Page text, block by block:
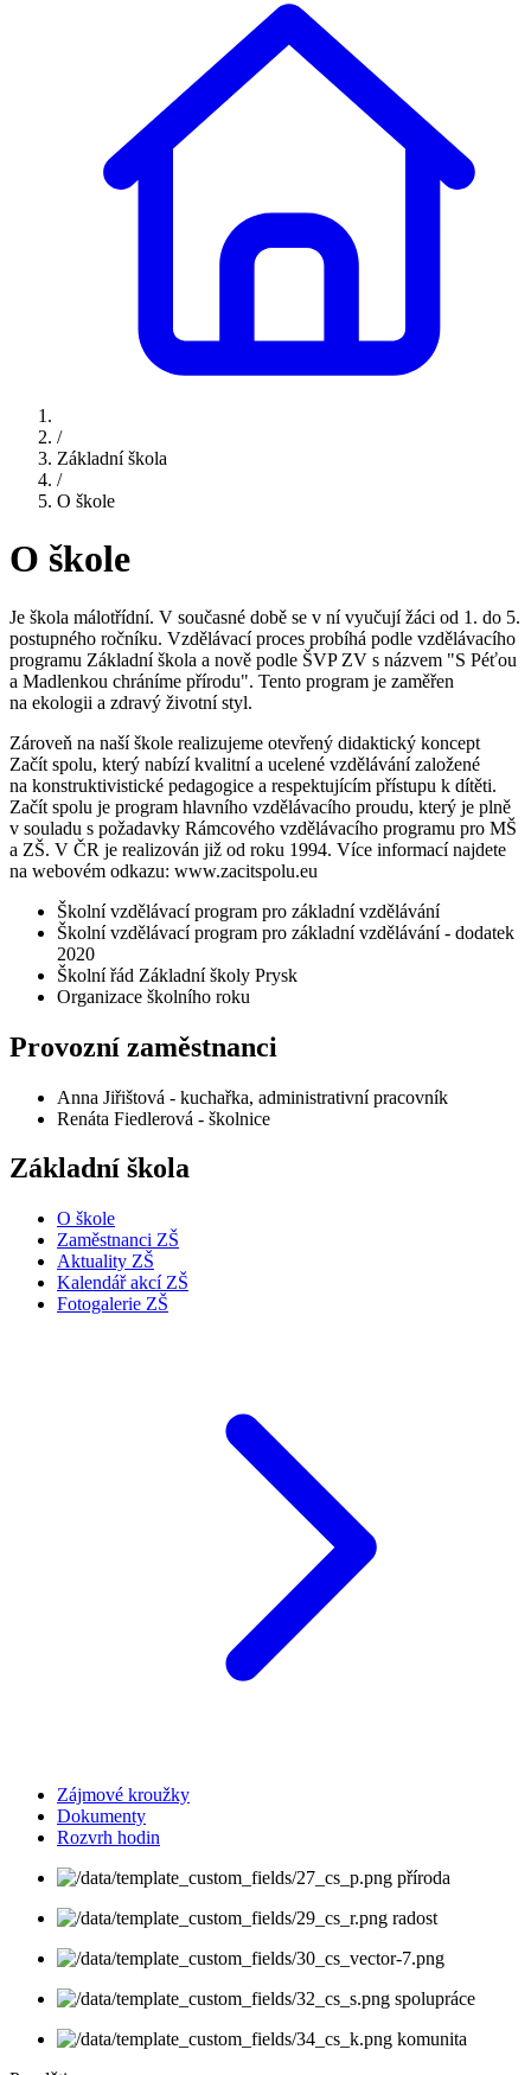
/
Základní škola
/
O škole
O škole
Je škola málotřídní. V současné době se v ní vyučují žáci od 1. do 5.
postupného ročníku. Vzdělávací proces probíhá podle vzdělávacího
programu Základní škola a nově podle ŠVP ZV s názvem "S Péťou
a Madlenkou chráníme přírodu". Tento program je zaměřen
na ekologii a zdravý životní styl.
Zároveň na naší škole realizujeme otevřený didaktický koncept
Začít spolu, který nabízí kvalitní a ucelené vzdělávání založené
na konstruktivistické pedagogice a respektujícím přístupu k dítěti.
Začít spolu je program hlavního vzdělávacího proudu, který je plně
v souladu s požadavky Rámcového vzdělávacího programu pro MŠ
a ZŠ. V ČR je realizován již od roku 1994. Více informací najdete
na webovém odkazu: www.zacitspolu.eu
Školní vzdělávací program pro základní vzdělávání
Školní vzdělávací program pro základní vzdělávání - dodatek
2020
Školní řád Základní školy Prysk
Organizace školního roku
Provozní zaměstnanci
Anna Jiřištová - kuchařka, administrativní pracovník
Renáta Fiedlerová - školnice
Základní škola
O škole
Zaměstnanci ZŠ
Aktuality ZŠ
Kalendář akcí ZŠ
Fotogalerie ZŠ
Zájmové kroužky
Dokumenty
Rozvrh hodin
příroda
radost
spolupráce
komunita